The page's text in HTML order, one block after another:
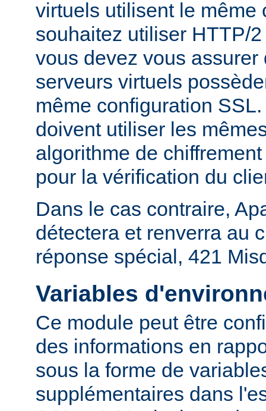
virtuels utilisent le même
souhaitez utiliser HTTP/
vous devez vous assurer
serveurs virtuels
même configuration
doivent utiliser les
algorithme de
pour la vérification du
Dans le cas contraire,
détectera et renverra au
réponse spécial, 421
Variables
Ce module peut être
des informations en
sous la forme de
supplémentaires dans